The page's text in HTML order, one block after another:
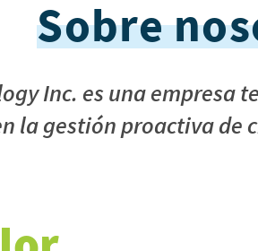
Sobre
Inc. es una empresa
la gestión proactiva de